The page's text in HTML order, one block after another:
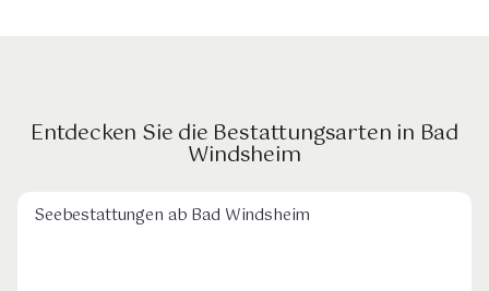
Entdecken Sie die Bestattungsarten in Bad
Windsheim
Seebestattungen ab Bad Windsheim